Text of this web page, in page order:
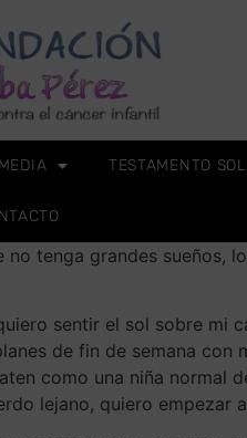
TESTAMENTO
tenga grandes sueños,
sentir el sol sobre mi
de fin de semana
como una niña normal
lejano, quiero empezar